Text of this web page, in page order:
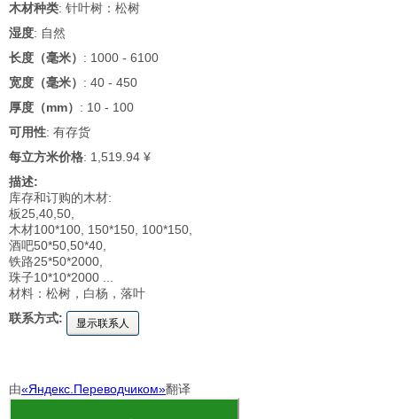
木材种类: 针叶树：松树
湿度: 自然
长度（毫米） : 1000 - 6100
宽度（毫米） : 40 - 450
厚度（mm） : 10 - 100
可用性: 有存货
每立方米价格: 1,519.94 ¥
描述:
库存和订购的木材:
板25,40,50,
木材100*100, 150*150, 100*150,
酒吧50*50,50*40,
铁路25*50*2000,
珠子10*10*2000 ...
材料：松树，白杨，落叶
联系方式:
显示联系人
由«Яндекс.Переводчиком»翻译